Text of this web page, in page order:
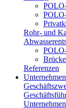
Rohr- und
Referenzen
Unternehmen